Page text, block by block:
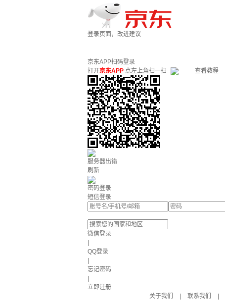
登录页面，改进建议
京东APP扫码登录
打开京东APP 点左上角扫一扫 查看教程
服务器出错
刷新
密码登录
短信登录
微信登录
QQ登录
忘记密码
立即注册
关于我们
联系我们